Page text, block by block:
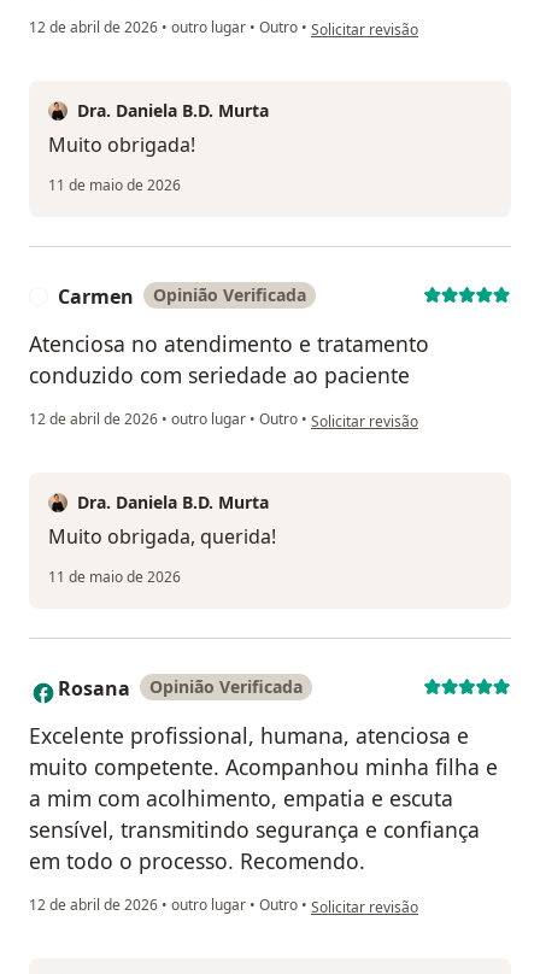
12 de abril de 2026 • outro lugar • Outro • na opinião do utilizador Edson
Solicitar revisão
Dra. Daniela B.D. Murta
Muito obrigada!
11 de maio de 2026
Carmen Opinião Verificada
Atenciosa no atendimento e tratamento
conduzido com seriedade ao paciente
12 de abril de 2026 • outro lugar • Outro • na opinião do utilizador Carmen
Solicitar revisão
Dra. Daniela B.D. Murta
Muito obrigada, querida!
11 de maio de 2026
R Rosana Opinião Verificada
Excelente profissional, humana, atenciosa e
muito competente. Acompanhou minha filha e
a mim com acolhimento, empatia e escuta
sensível, transmitindo segurança e confiança
em todo o processo. Recomendo.
12 de abril de 2026 • outro lugar • Outro • na opinião do utilizador Rosana
Solicitar revisão